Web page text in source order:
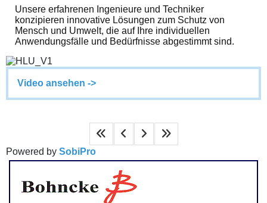
Unsere erfahrenen Ingenieure und Techniker
konzipieren innovative Lösungen zum Schutz von
Mensch und Umwelt, die auf Ihre individuellen
Anwendungsfälle und Bedürfnisse abgestimmt sind.
Video ansehen ->
Powered by SobiPro